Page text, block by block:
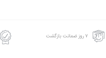
۷ روز ضمانت بازگشت